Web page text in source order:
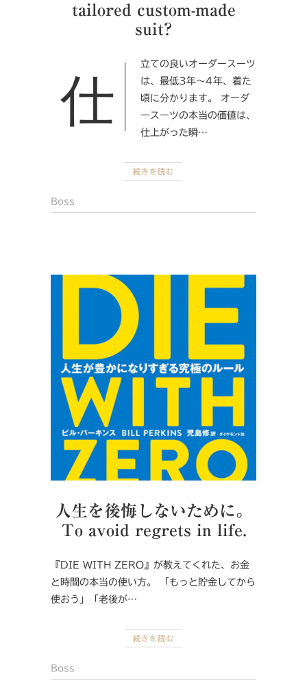
tailored custom-made
suit?
仕立ての良いオーダースーツ
は、最低3年～4年、着た
頃に分かります。 オーダ
ースーツの本当の価値は、
仕上がった瞬…
続きを読む
Boss
人生を後悔しないために。
To avoid regrets in life.
『DIE WITH ZERO』が教えてくれた、お金
と時間の本当の使い方。 「もっと貯金してから
使おう」「老後が…
続きを読む
Boss